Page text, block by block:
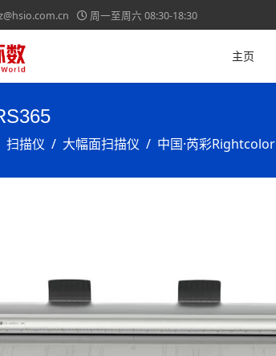
周一至周六 08:30-18:30
主页
扫描仪 大幅面扫描仪 中国·芮彩Rightcolor